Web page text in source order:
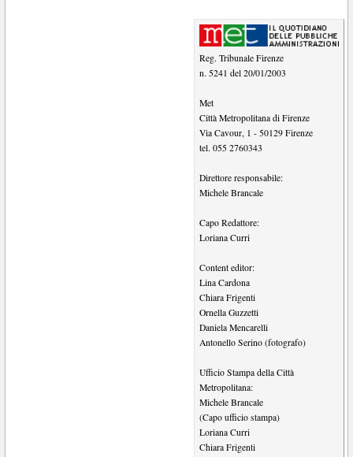
Reg. Tribunale Firenze
n. 5241 del 20/01/2003
Met
Città Metropolitana di Firenze
Via Cavour, 1 - 50129 Firenze
tel. 055 2760343
Direttore responsabile:
Michele Brancale
Capo Redattore:
Loriana Curri
Content editor:
Lina Cardona
Chiara Frigenti
Ornella Guzzetti
Daniela Mencarelli
Antonello Serino (fotografo)
Ufficio Stampa della Città
Metropolitana:
Michele Brancale
(Capo ufficio stampa)
Loriana Curri
Chiara Frigenti